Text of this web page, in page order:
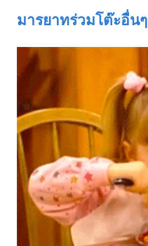
มารยาทร่วมโต๊ะอื่นๆ